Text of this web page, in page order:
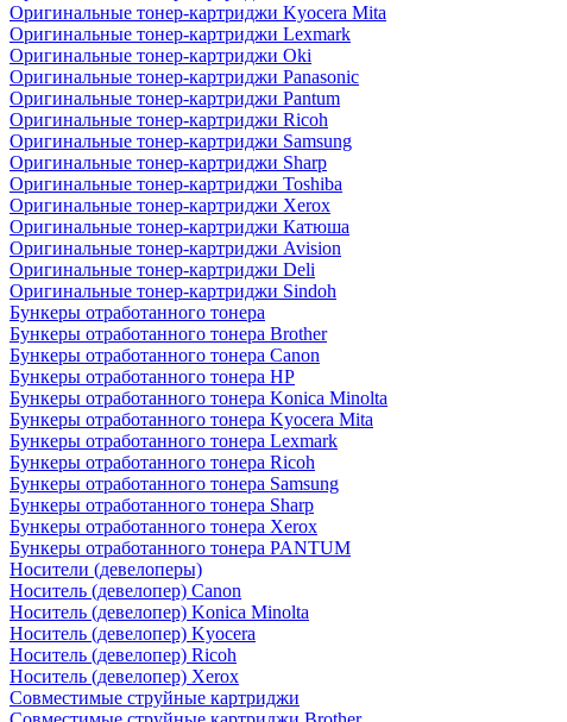
Оригинальные тонер-картриджи Kyocera Mita
Оригинальные тонер-картриджи Lexmark
Оригинальные тонер-картриджи Oki
Оригинальные тонер-картриджи Panasonic
Оригинальные тонер-картриджи Pantum
Оригинальные тонер-картриджи Ricoh
Оригинальные тонер-картриджи Samsung
Оригинальные тонер-картриджи Sharp
Оригинальные тонер-картриджи Toshiba
Оригинальные тонер-картриджи Xerox
Оригинальные тонер-картриджи Катюша
Оригинальные тонер-картриджи Avision
Оригинальные тонер-картриджи Deli
Оригинальные тонер-картриджи Sindoh
Бункеры отработанного тонера
Бункеры отработанного тонера Brother
Бункеры отработанного тонера Canon
Бункеры отработанного тонера HP
Бункеры отработанного тонера Konica Minolta
Бункеры отработанного тонера Kyocera Mita
Бункеры отработанного тонера Lexmark
Бункеры отработанного тонера Ricoh
Бункеры отработанного тонера Samsung
Бункеры отработанного тонера Sharp
Бункеры отработанного тонера Xerox
Бункеры отработанного тонера PANTUM
Носители (девелоперы)
Носитель (девелопер) Canon
Носитель (девелопер) Konica Minolta
Носитель (девелопер) Kyocera
Носитель (девелопер) Ricoh
Носитель (девелопер) Xerox
Совместимые струйные картриджи